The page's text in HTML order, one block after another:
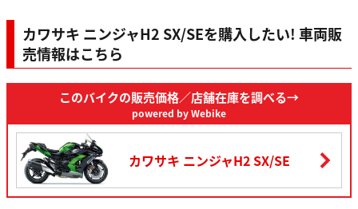
方式
総排気量 998cm³
ー
ル
イ
前 17M/C×MT3.50
程／圧縮
76.0mm×55.0mm/11.2：1 後 17M/C×MT6.00
最高出力
147kW(200PS)/11,000rpm ラ
ムエア加圧時：
レ
前
デュアルディス
320mm(外径)
カワサキ ニンジャH2 SX/SEを購入したい! 車両販
売情報はこちら
このバイクの販売価格／店舗在庫を調べる→
powered by Webike
カワサキ ニンジャH2 SX/SE